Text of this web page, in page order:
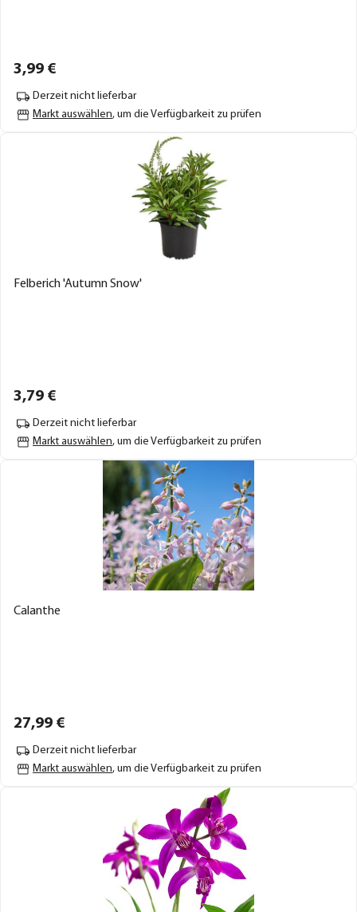
3,99 €
Derzeit nicht lieferbar
Markt auswählen, um die Verfügbarkeit zu prüfen
Felberich 'Autumn Snow'
3,79 €
Derzeit nicht lieferbar
Markt auswählen, um die Verfügbarkeit zu prüfen
Calanthe
27,99 €
Derzeit nicht lieferbar
Markt auswählen, um die Verfügbarkeit zu prüfen